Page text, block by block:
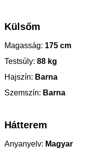
Külsőm
Magasság: 175 cm
Testsúly: 88 kg
Hajszín: Barna
Szemszín: Barna
Hátterem
Anyanyelv: Magyar